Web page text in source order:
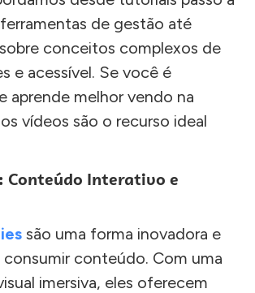
de gestão até
conceitos complexos de
e acessível. Se você é
aprende melhor vendo na
vídeos são o recurso ideal
Conteúdo Interativo e
são uma forma inovadora e
conteúdo. Com uma
imersiva, eles oferecem